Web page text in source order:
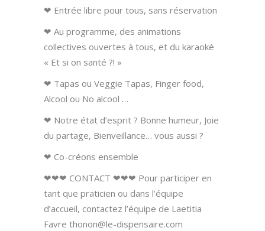
❤ Entrée libre pour tous, sans réservation
❤ Au programme, des animations
collectives ouvertes à tous, et du karaoké
« Et si on santé ?! »
❤ Tapas ou Veggie Tapas, Finger food,
Alcool ou No alcool …
❤ Notre état d’esprit ? Bonne humeur, Joie
du partage, Bienveillance… vous aussi ?
❤ Co-créons ensemble
❤❤❤ CONTACT ❤❤❤ Pour participer en
tant que praticien ou dans l’équipe
d’accueil, contactez l’équipe de Laetitia
Favre thonon@le-dispensaire.com